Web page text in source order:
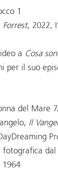
1
Forrest, 2022,
a Cosa
per il suo
del Mare
Il
fotografica
1964